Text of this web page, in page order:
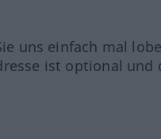
uns einfach mal
ist optional und